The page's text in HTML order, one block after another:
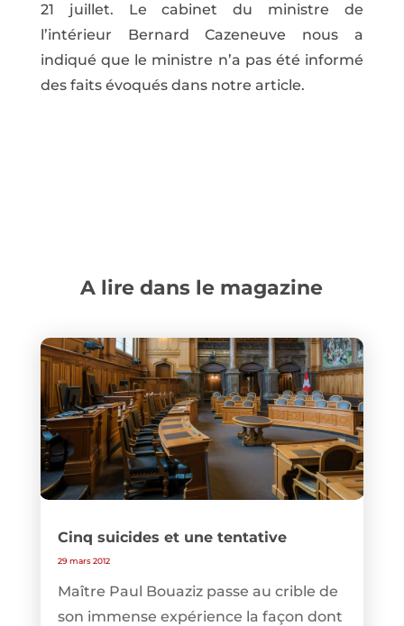
21 juillet. Le cabinet du ministre de
l’intérieur Bernard Cazeneuve nous a
indiqué que le ministre n’a pas été informé
des faits évoqués dans notre article.
A lire dans le magazine
Cinq suicides et une tentative
29 mars 2012
Maître Paul Bouaziz passe au crible de
son immense expérience la façon dont